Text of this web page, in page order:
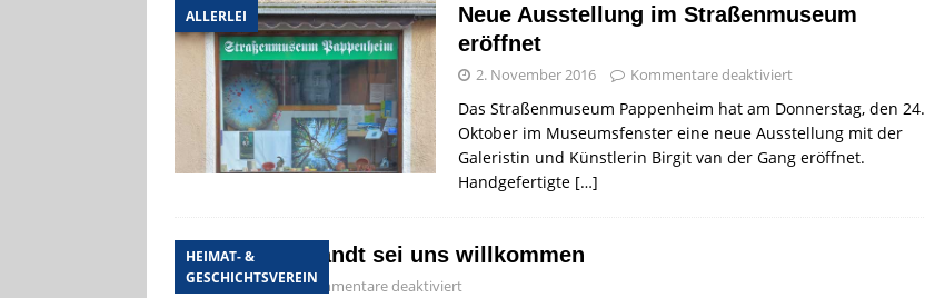
ALLERLEI
Neue Ausstellung im Straßenmuseum
eröffnet
2. November 2016 Kommentare deaktiviert
Das Straßenmuseum Pappenheim hat am Donnerstag, den 24.
Oktober im Museumsfenster eine neue Ausstellung mit der
Galeristin und Künstlerin Birgit van der Gang eröffnet.
Handgefertigte […]
HEIMAT- &
GESCHICHTSVEREIN
Das Niederlandt sei uns willkommen
2. Juni 2016 Kommentare deaktiviert